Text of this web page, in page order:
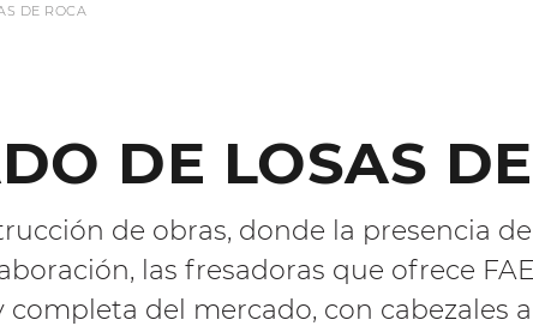
DE ROCA
DE LOSAS
de obras, donde la presencia
las fresadoras que ofrece
completa del mercado, con cabezales